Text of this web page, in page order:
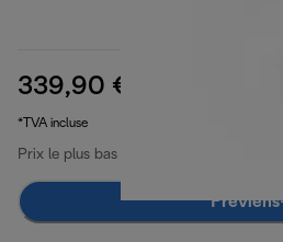
339,90 € prix
*TVA incluse
Prix le plus bas 30 derniers jours